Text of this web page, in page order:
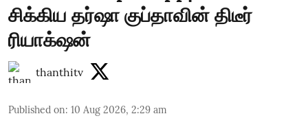
சிக்கிய தர்ஷா குப்தாவின் திடீர்
ரியாக்‌ஷன்
thanthitv
Published on: 10 Aug 2026, 2:29 am